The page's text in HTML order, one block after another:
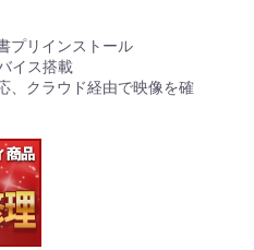
プリインストール
イス搭載
、クラウド経由で映像を確